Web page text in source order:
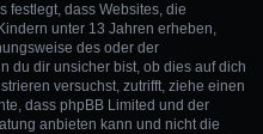
festlegt, dass Websites, die
unter 13 Jahren erheben,
des oder der
du dir unsicher bist, ob dies auf dich
versuchst, zutrifft, ziehe einen
dass phpBB Limited und der
anbieten kann und nicht die